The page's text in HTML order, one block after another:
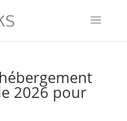
2026 pour